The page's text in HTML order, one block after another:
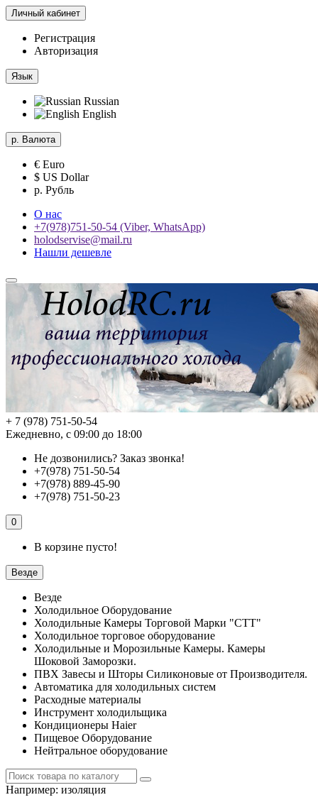
Личный кабинет
Регистрация
Авторизация
Язык
Russian
English
р. Валюта
€ Euro
$ US Dollar
р. Рубль
О нас
+7(978)751-50-54 (Viber, WhatsApp)
holodservise@mail.ru
Нашли дешевле
+ 7 (978) 751-50-54
Ежедневно, с 09:00 до 18:00
Не дозвонились? Заказ звонка!
+7(978) 751-50-54
+7(978) 889-45-90
+7(978) 751-50-23
0
В корзине пусто!
Везде
Везде
Холодильное Оборудование
Холодильные Камеры Торговой Марки "СТТ"
Холодильное торговое оборудование
Холодильные и Морозильные Камеры. Камеры
Шоковой Заморозки.
ПВХ Завесы и Шторы Силиконовые от Производителя.
Автоматика для холодильных систем
Расходные материалы
Инструмент холодильщика
Кондиционеры Haier
Пищевое Оборудование
Нейтральное оборудование
Например: изоляция